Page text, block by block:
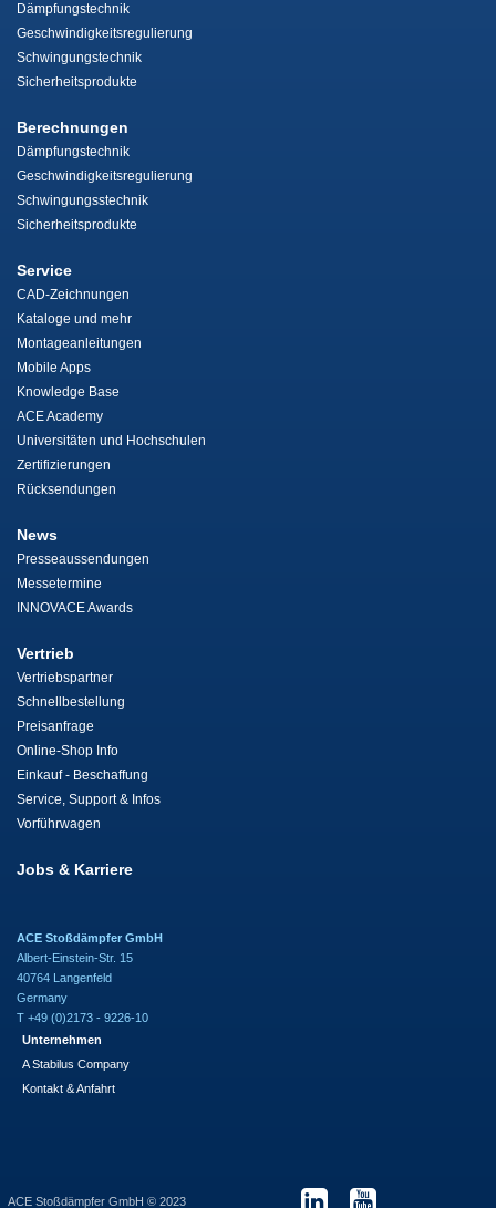
Dämpfungstechnik
Geschwindigkeitsregulierung
Schwingungstechnik
Sicherheitsprodukte
Berechnungen
Dämpfungstechnik
Geschwindigkeitsregulierung
Schwingungsstechnik
Sicherheitsprodukte
Service
CAD-Zeichnungen
Kataloge und mehr
Montageanleitungen
Mobile Apps
Knowledge Base
ACE Academy
Universitäten und Hochschulen
Zertifizierungen
Rücksendungen
News
Presseaussendungen
Messetermine
INNOVACE Awards
Vertrieb
Vertriebspartner
Schnellbestellung
Preisanfrage
Online-Shop Info
Einkauf - Beschaffung
Service, Support & Infos
Vorführwagen
Jobs & Karriere
ACE Stoßdämpfer GmbH
Albert-Einstein-Str. 15
40764 Langenfeld
Germany
T +49 (0)2173 - 9226-10
Unternehmen
A Stabilus Company
Kontakt & Anfahrt
ACE Stoßdämpfer GmbH © 2023